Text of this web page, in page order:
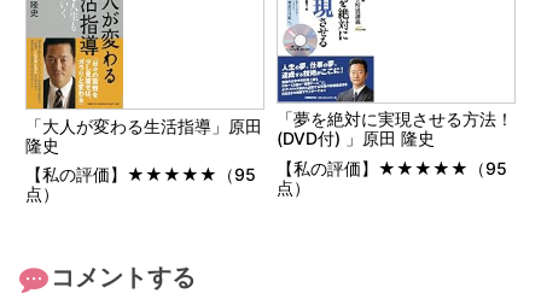
「大人が変わる生活指導」原田
隆史
【私の評価】★★★★★（95
点）
「夢を絶対に実現させる方法！
(DVD付) 」原田 隆史
【私の評価】★★★★★（95
点）
コメントする